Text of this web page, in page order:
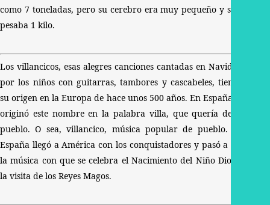
como 7 toneladas, pero su cerebro era muy pequeño y sólo
pesaba 1 kilo.
Los villancicos, esas alegres canciones cantadas en Navidad
por los niños con guitarras, tambores y cascabeles, tienen
su origen en la Europa de hace unos 500 años. En España se
originó este nombre en la palabra villa, que quería decir
pueblo. O sea, villancico, música popular de pueblo. De
España llegó a América con los conquistadores y pasó a ser
la música con que se celebra el Nacimiento del Niño Dios y
la visita de los Reyes Magos.